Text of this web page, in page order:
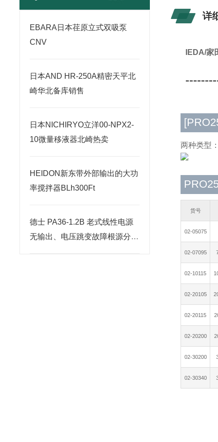
​EBARA日本荏原立式双吸泵
CNV
日本AND HR-250A精密天平北
崎华北备库销售
日本NICHIRYO立洋00-NPX2-
10微量移液器北崎热卖
HEIDON新东带外部输出的大功
率搅拌器BLh300Ft
德士 PA36-1.2B 老式线性电源
无输出、电压跳变故障根源分析
详
IEDA/
两种类型
货号
02-05075
02-07095
02-10115
02-20105
02-20115
02-20200
02-30200
02-30340